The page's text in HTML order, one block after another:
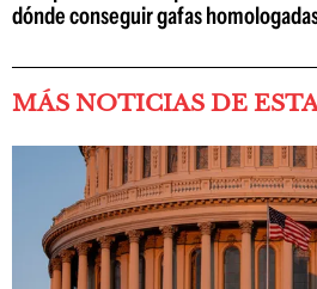
dónde conseguir gafas
MÁS NOTICIAS DE